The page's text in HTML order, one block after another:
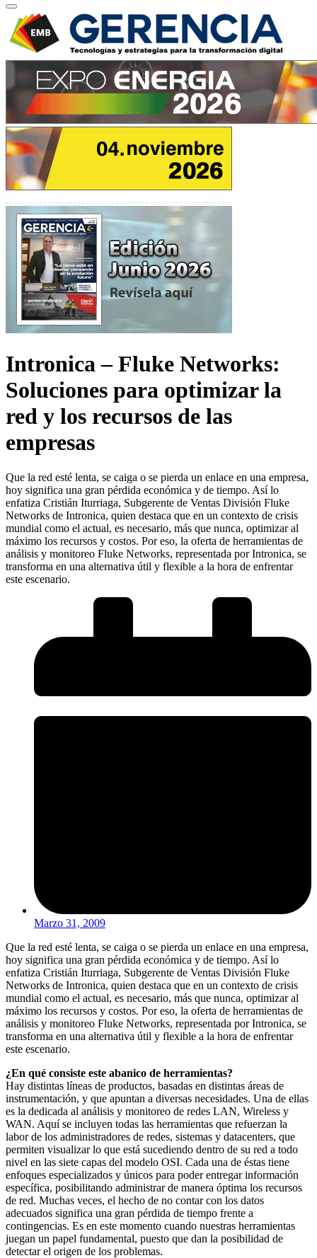
Intronica – Fluke Networks:
Soluciones para optimizar la
red y los recursos de las
empresas
Que la red esté lenta, se caiga o se pierda un enlace en una empresa,
hoy significa una gran pérdida económica y de tiempo. Así lo
enfatiza Cristián Iturriaga, Subgerente de Ventas División Fluke
Networks de Intronica, quien destaca que en un contexto de crisis
mundial como el actual, es necesario, más que nunca, optimizar al
máximo los recursos y costos. Por eso, la oferta de herramientas de
análisis y monitoreo Fluke Networks, representada por Intronica, se
transforma en una alternativa útil y flexible a la hora de enfrentar
este escenario.
Marzo 31, 2009
Que la red esté lenta, se caiga o se pierda un enlace en una empresa,
hoy significa una gran pérdida económica y de tiempo. Así lo
enfatiza Cristián Iturriaga, Subgerente de Ventas División Fluke
Networks de Intronica, quien destaca que en un contexto de crisis
mundial como el actual, es necesario, más que nunca, optimizar al
máximo los recursos y costos. Por eso, la oferta de herramientas de
análisis y monitoreo Fluke Networks, representada por Intronica, se
transforma en una alternativa útil y flexible a la hora de enfrentar
este escenario.
¿En qué consiste este abanico de herramientas?
Hay distintas líneas de productos, basadas en distintas áreas de
instrumentación, y que apuntan a diversas necesidades. Una de ellas
es la dedicada al análisis y monitoreo de redes LAN, Wireless y
WAN. Aquí se incluyen todas las herramientas que refuerzan la
labor de los administradores de redes, sistemas y datacenters, que
permiten visualizar lo que está sucediendo dentro de su red a todo
nivel en las siete capas del modelo OSI. Cada una de éstas tiene
enfoques especializados y únicos para poder entregar información
específica, posibilitando administrar de manera óptima los recursos
de red. Muchas veces, el hecho de no contar con los datos
adecuados significa una gran pérdida de tiempo frente a
contingencias. Es en este momento cuando nuestras herramientas
juegan un papel fundamental, puesto que dan la posibilidad de
detectar el origen de los problemas.